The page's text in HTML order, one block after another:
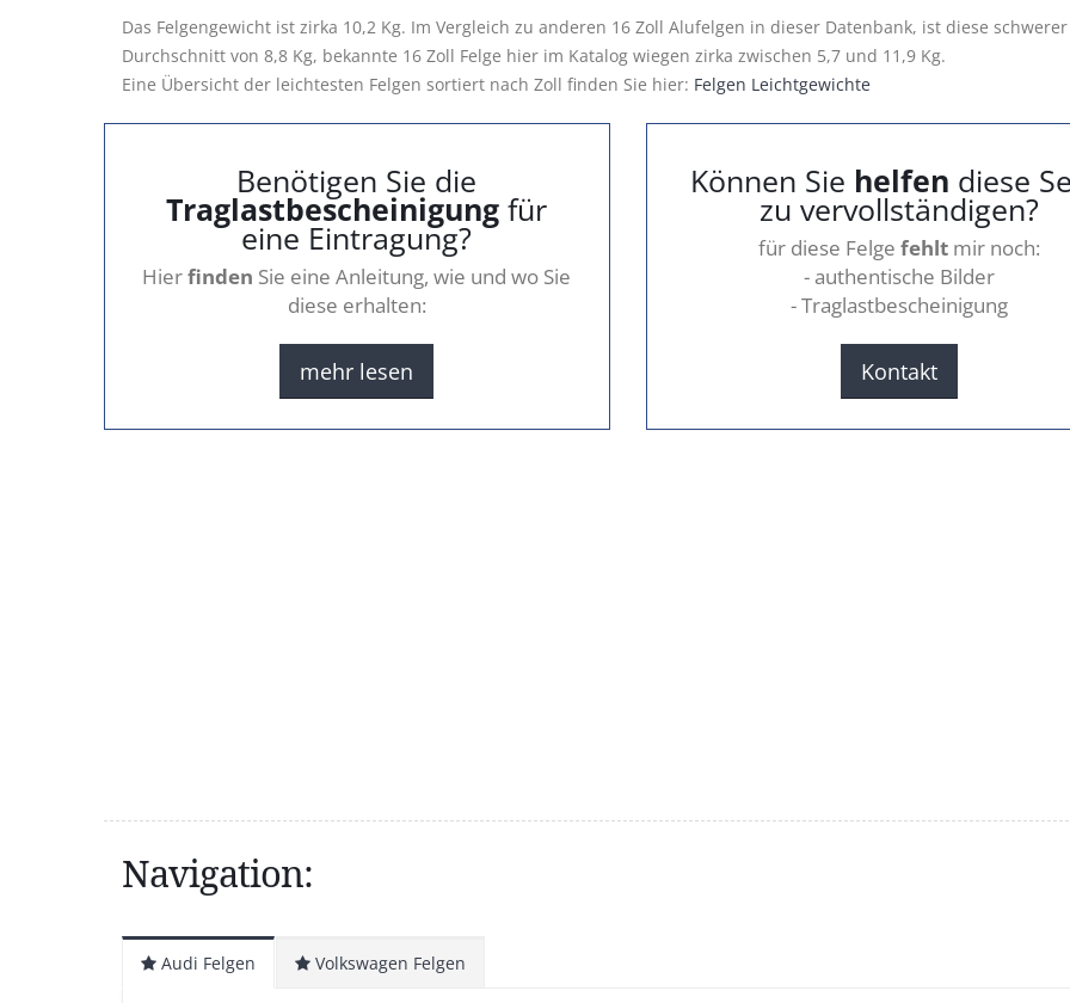
Das Felgengewicht ist zirka 10,2 Kg. Im Vergleich zu anderen 16 Zoll Alufelgen in dieser Datenbank, ist diese
Durchschnitt von 8,8 Kg, bekannte 16 Zoll Felge hier im Katalog wiegen zirka zwischen 5,7 und 11,9 Kg.
Eine Übersicht der leichtesten Felgen sortiert nach Zoll finden Sie hier: Felgen Leichtgewichte
Benötigen Sie die
Traglastbescheinigung für
eine Eintragung?
Hierfinden Sie eine Anleitung, wie und wo Sie
diese erhalten:
mehr lesen
Können Sie helfen diese
zu vervollständigen?
für diese Felge fehltmir noch:
- authentische Bilder
- Traglastbescheinigung
Kontakt
Navigation:
Audi Felgen Volkswagen Felgen